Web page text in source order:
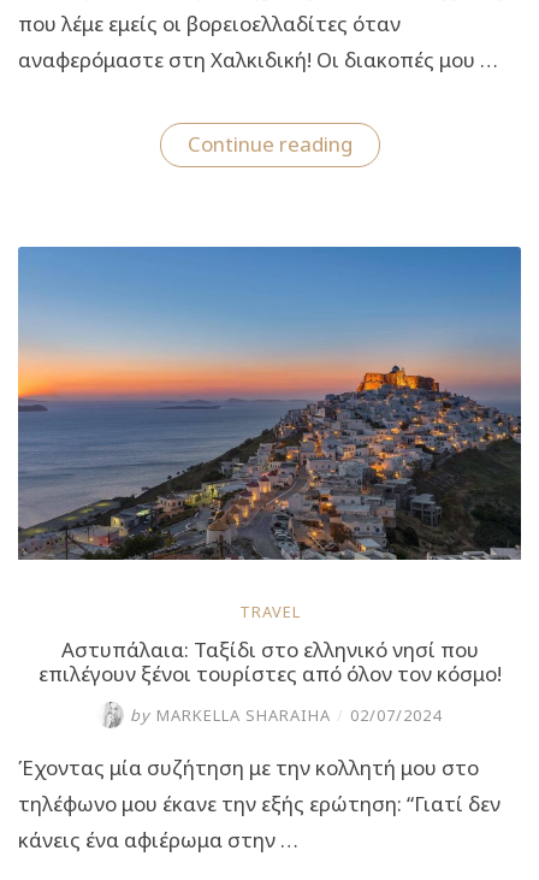
που λέμε εμείς οι βορειοελλαδίτες όταν
αναφερόμαστε στη Χαλκιδική! Οι διακοπές μου …
Continue reading“Οι
8
που
μία
βουτιά!”
TRAVEL
Αστυπάλαια: Ταξίδι στο ελληνικό νησί που
επιλέγουν ξένοι τουρίστες από όλον τον κόσμο!
by MARKELLA SHARAIHA / 02/07/2024
Έχοντας μία συζήτηση με την κολλητή μου στο
τηλέφωνο μου έκανε την εξής ερώτηση: “Γιατί δεν
κάνεις ένα αφιέρωμα στην …